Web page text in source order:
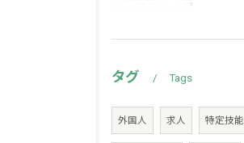
タグ Tags
外国人 求人 特定技能